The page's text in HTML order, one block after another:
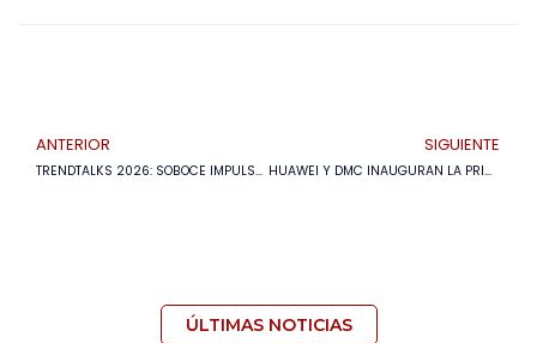
ANTERIOR
TRENDTALKS 2026: SOBOCE IMPULSA LA CARBONO NEUTRALIDAD CON PRODUCTOS DE MENOR HUELLA DE CARBONO, ECONOMÍA CIRCULAR E INNOVACIÓN SOSTENIBLE
SIGUIENTE
HUAWEI Y DMC INAUGURAN LA PRIMERA ESTACIÓN ELÉCTRICA VEHICULAR CON TECNOLOGÍA INTEGRAL HUAWEI EN LATINOAMÉRICA
ÚLTIMAS NOTICIAS